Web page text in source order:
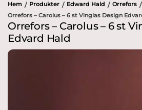
Hem / Produkter / Edward Hald / Orrefors /
Orrefors – Carolus – 6 st Vinglas Design
Orrefors – Carolus – 6 st
Edvard Hald